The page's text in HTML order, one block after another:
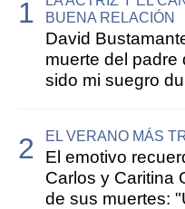
BUENA RELACIÓN
David
muerte del padre
sido mi suegro
EL VERANO MÁS
El emotivo
Carlos y Caritina
de sus muertes: